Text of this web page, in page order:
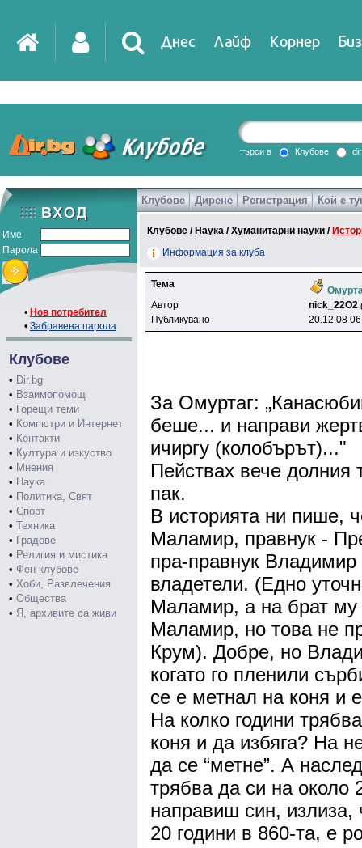
Днес Лайф Корнер
DirTV Impressio
Games
търси в Клубове
Име
Парола
• Нов потребител
• Забравена парола
Клубове
• Dir.bg
• Взаимопомощ
• Горещи теми
• Компютри и Интернет
• Контакти
• Култура и изкуство
• Мнения
• Наука
• Политика, Свят
• Спорт
• Техника
• Градове
• Религия и мистика
• Фен клубове
• Хоби, Развлечения
• Общества
• Я, архивите са живи
Клубове Дирене Регистрация Кой е
Клубове / Наука /Хуманитарни науки /
Информация за клуба
Тема
Автор
nick_22O2
Публикувано
20.12.08
За Омуртаг:
беше... и направи
ичиргу (колобърът)..."
Пействах вече долния
пак.
В историята ни пише,
Маламир, правнук -
пра-правнук
владетели. (Едно
Маламир, а на брат му
Маламир, но това не
Крум). Добре, но
когато го пленили
се е метнал на коня и
На колко години
коня и да избяга? На
да се “метне”. А
трябва да си на около
направиш син,
20 години в 860-та, е